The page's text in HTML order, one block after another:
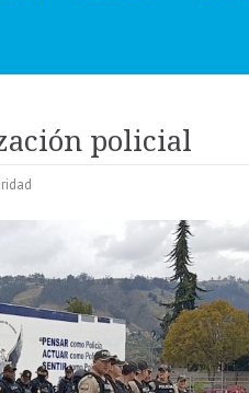
policial